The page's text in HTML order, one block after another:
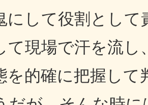
にして役割とし
て現場で汗を流
を的確に把握し